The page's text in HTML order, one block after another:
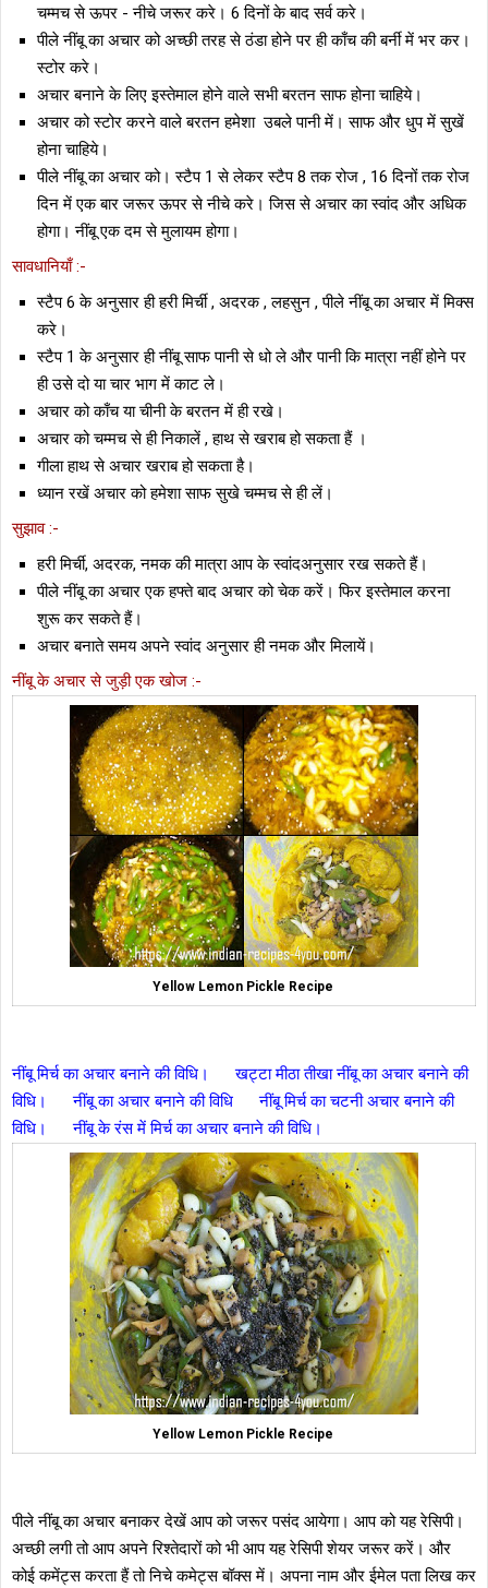
चम्मच से ऊपर - नीचे जरूर करे। 6 दिनों के बाद सर्व करे।
पीले नींबू का अचार को अच्छी तरह से ठंडा होने पर ही काँच की बर्नी में भर कर।
स्टोर करे।
अचार बनाने के लिए इस्तेमाल होने वाले सभी बरतन साफ होना चाहिये।
अचार को स्टोर करने वाले बरतन हमेशा उबले पानी में। साफ और धुप में सुखें
होना चाहिये।
पीले नींबू का अचार को। स्टैप 1 से लेकर स्टैप 8 तक रोज , 16 दिनों तक रोज
दिन में एक बार जरूर ऊपर से नीचे करे। जिस से अचार का स्वांद और अधिक
होगा। नींबू एक दम से मुलायम होगा।
सावधानियाँ :-
स्टैप 6 के अनुसार ही हरी मिर्ची , अदरक , लहसुन , पीले नींबू का अचार में मिक्स
करे।
स्टैप 1 के अनुसार ही नींबू साफ पानी से धो ले और पानी कि मात्रा नहीं होने पर
ही उसे दो या चार भाग में काट ले।
अचार को काँच या चीनी के बरतन में ही रखे।
अचार को चम्मच से ही निकालें , हाथ से खराब हो सकता हैं ।
गीला हाथ से अचार खराब हो सकता है।
ध्यान रखें अचार को हमेशा साफ सुखे चम्मच से ही लें।
सुझाव :-
हरी मिर्ची, अदरक, नमक की मात्रा आप के स्वांदअनुसार रख सकते हैं।
पीले नींबू का अचार एक हफ्ते बाद अचार को चेक करें। फिर इस्तेमाल करना
शुरू कर सकते हैं।
अचार बनाते समय अपने स्वांद अनुसार ही नमक और मिलायें।
नींबू के अचार से जुड़ी एक खोज :-
Yellow Lemon Pickle Recipe
नींबू मिर्च का अचार बनाने की विधि।
खट्टा मीठा तीखा नींबू का अचार बनाने की
विधि।
नींबू का अचार बनाने की विधि
नींबू मिर्च का चटनी अचार बनाने की
विधि।
नींबू के रंस में मिर्च का अचार बनाने की विधि।
Yellow Lemon Pickle Recipe
पीले नींबू का अचार बनाकर देखें आप को जरूर पसंद आयेगा। आप को यह रेसिपी।
अच्छी लगी तो आप अपने रिश्तेदारों को भी आप यह रेसिपी शेयर जरूर करें। और
कोई कमेंट्स करता हैं तो निचे कमेट्स बॉक्स में। अपना नाम और ईमेल पता लिख कर